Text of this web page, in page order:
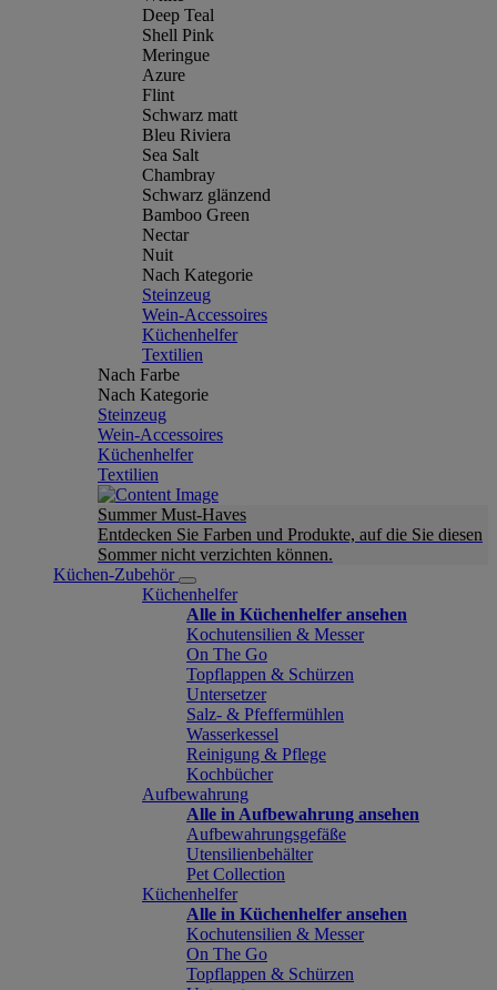
Deep Teal
Shell Pink
Meringue
Azure
Flint
Schwarz matt
Bleu Riviera
Sea Salt
Chambray
Schwarz glänzend
Bamboo Green
Nectar
Nuit
Nach Kategorie
Steinzeug
Wein-Accessoires
Küchenhelfer
Textilien
Nach Farbe
Nach Kategorie
Steinzeug
Wein-Accessoires
Küchenhelfer
Textilien
Summer Must-Haves
Entdecken Sie Farben und Produkte, auf die Sie diesen
Sommer nicht verzichten können.
Küchen-Zubehör
Küchenhelfer
Alle in Küchenhelfer ansehen
Kochutensilien & Messer
On The Go
Topflappen & Schürzen
Untersetzer
Salz- & Pfeffermühlen
Wasserkessel
Reinigung & Pflege
Kochbücher
Aufbewahrung
Alle in Aufbewahrung ansehen
Aufbewahrungsgefäße
Utensilienbehälter
Pet Collection
Küchenhelfer
Alle in Küchenhelfer ansehen
Kochutensilien & Messer
On The Go
Topflappen & Schürzen